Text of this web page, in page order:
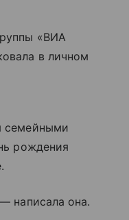
«ВИА
в личном
семейными
рождения
написала она.